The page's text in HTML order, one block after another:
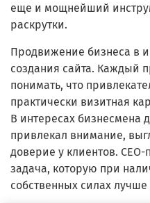
еще и мощнейший
раскрутки.
Продвижение бизнеса в
создания сайта. Каждый
понимать, что
практически визитная
В интересах бизнесмена
привлекал внимание,
доверие у клиентов.
задача, которую при
собственных силах